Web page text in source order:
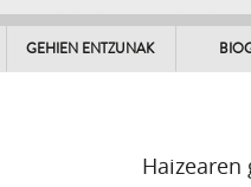
GEHIEN ENTZUNAK
Haizearen